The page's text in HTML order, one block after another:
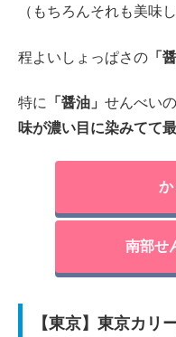
（もちろんそれも美味
程よいしょっぱさの 「
特に 「醤油」 せんべい
味が濃い目に染みてて
か
南部せ
【東京】東京カリ